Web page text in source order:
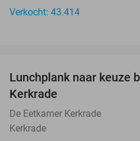
Verkocht: 43.414
Lunchplank naar keuze
Kerkrade
De Eetkamer Kerkrade
Kerkrade